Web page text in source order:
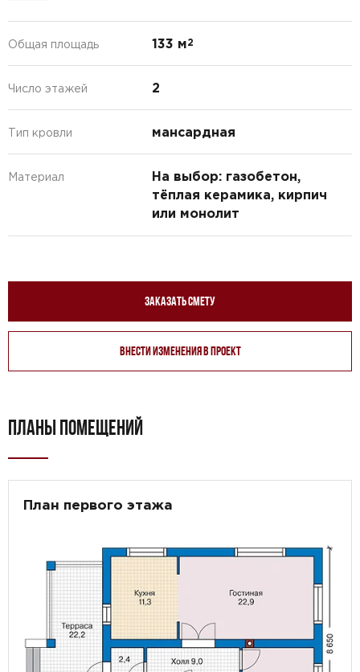
Общая площадь 133 м2
Число этажей 2
Тип кровли мансардная
Материал
На выбор: газобетон,
тёплая керамика, кирпич
или монолит
Заказать смету
Внести изменения в проект
ПЛАНЫ ПОМЕЩЕНИЙ
План первого этажа